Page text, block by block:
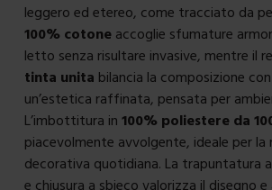
leggero ed etereo, come tracciato da
100% cotone accoglie sfumature
letto senza risultare invasive, mentre il
tinta unita bilancia la composizione
un’estetica raffinata, pensata per
L’imbottitura in100% poliestere da
piacevolmente avvolgente, ideale per
decorativa quotidiana. La trapuntatura
e chiusura a sbieco valorizza il disegno